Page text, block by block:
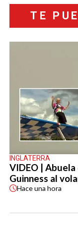
TE
INGLATERRA
VIDEO |
Guinness al
Haceuna hora